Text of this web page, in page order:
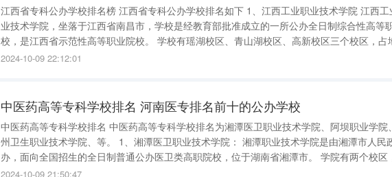
江西省专科公办学校排名榜 江西省专科公办学校排名如下 1、江西工业职业技术学院 江西工业职
业技术学院，坐落于江西省南昌市，学校是经教育部批准成立的一所公办全日制综合性高等
校，是江西省示范性高等职业院校。 学校有瑶湖校区、青山湖校区、高新校区三个校区，占地面
积46万平方米，设有教学院部9个，开办专业42个。 2、江西建设职业技术学院 江西建设职业技术
2024-10-09 22:12:01
中医药高等专科学校排名 河南医专排名前十的公办学校
中医药高等专科学校排名 中医药高等专科学校排名为湘潭医卫职业技术学院、阿坝职业学院、苏
州卫生职业技术学院、等。 1、湘潭医卫职业技术学院： 湘潭职业技术学院是由湘潭市人民政府主
办，面向全国招生的全日制普通公办医卫类高职院校，位于湖南省湘潭市。 学院有两个校区，设
有临床学院、护理学院、医学技术学院、医疗设备与管理学院、医学基础与公共课部和继续教
2024-10-09 21:50:47